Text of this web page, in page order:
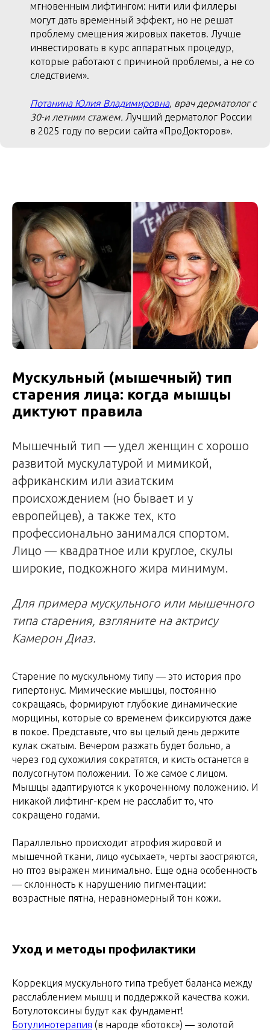
мгновенным лифтингом: нити или филлеры
могут дать временный эффект, но не решат
проблему смещения жировых пакетов. Лучше
инвестировать в курс аппаратных процедур,
которые работают с причиной проблемы, а не со
следствием».
Потанина Юлия Владимировна, врач дерматолог с
30-и летним стажем. Лучший дерматолог России
в 2025 году по версии сайта «ПроДокторов».
Мускульный (мышечный) тип
старения лица: когда мышцы
диктуют правила
Мышечный тип — удел женщин с хорошо
развитой мускулатурой и мимикой,
африканским или азиатским
происхождением (но бывает и у
европейцев), а также тех, кто
профессионально занимался спортом.
Лицо — квадратное или круглое, скулы
широкие, подкожного жира минимум.
Для примера мускульного или мышечного
типа старения, взгляните на актрису
Камерон Диаз.
Старение по мускульному типу — это история про
гипертонус. Мимические мышцы, постоянно
сокращаясь, формируют глубокие динамические
морщины, которые со временем фиксируются даже
в покое. Представьте, что вы целый день держите
кулак сжатым. Вечером разжать будет больно, а
через год сухожилия сократятся, и кисть останется в
полусогнутом положении. То же самое с лицом.
Мышцы адаптируются к укороченному положению. И
никакой лифтинг-крем не расслабит то, что
сокращено годами.
Параллельно происходит атрофия жировой и
мышечной ткани, лицо «усыхает», черты заостряются,
но птоз выражен минимально. Еще одна особенность
— склонность к нарушению пигментации:
возрастные пятна, неравномерный тон кожи.
Уход и методы профилактики
Коррекция мускульного типа требует баланса между
расслаблением мышц и поддержкой качества кожи.
Ботулотоксины будут как фундамент!
Ботулинотерапия (в народе «ботокс») — золотой